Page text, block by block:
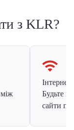
з KLR?
Інтернет
Будьте
сайти